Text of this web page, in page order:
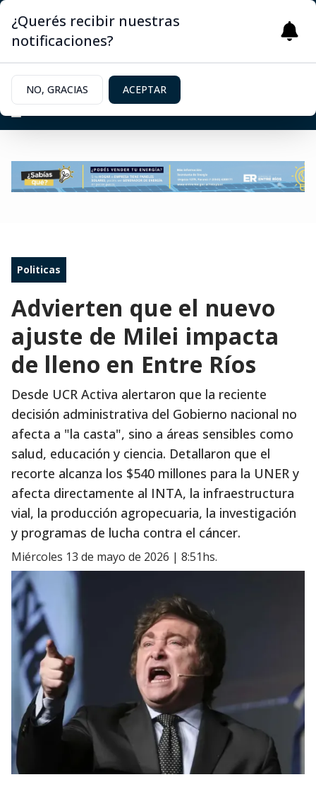
Politicas
Advierten que el nuevo
ajuste de Milei impacta
de lleno en Entre Ríos
Desde UCR Activa alertaron que la reciente
decisión administrativa del Gobierno nacional no
afecta a "la casta", sino a áreas sensibles como
salud, educación y ciencia. Detallaron que el
recorte alcanza los $540 millones para la UNER y
afecta directamente al INTA, la infraestructura
vial, la producción agropecuaria, la investigación
y programas de lucha contra el cáncer.
miércoles 13 de mayo de 2026 | 8:51hs.
¿Querés recibir nuestras
notificaciones?
NO, GRACIAS ACEPTAR